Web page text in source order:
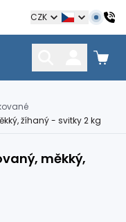
CZK
hmoždinky, napínáky
žíhaný - svitky 2 kg
měkký,